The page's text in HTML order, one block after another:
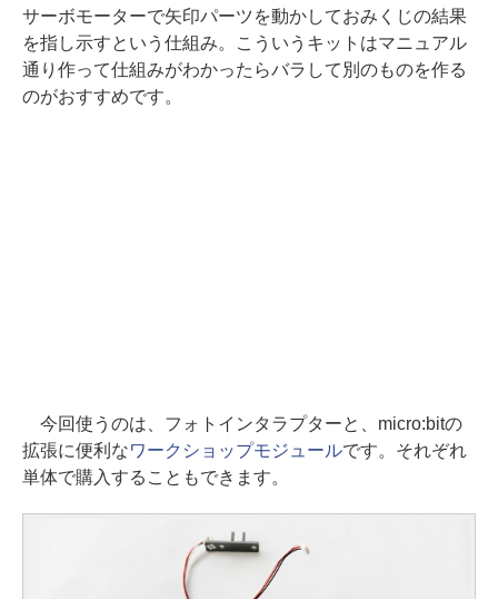
サーボモーターで矢印パーツを動かしておみくじの結果
を指し示すという仕組み。こういうキットはマニュアル
通り作って仕組みがわかったらバラして別のものを作る
のがおすすめです。
今回使うのは、フォトインタラプターと、micro:bitの
拡張に便利なワークショップモジュールです。それぞれ
単体で購入することもできます。